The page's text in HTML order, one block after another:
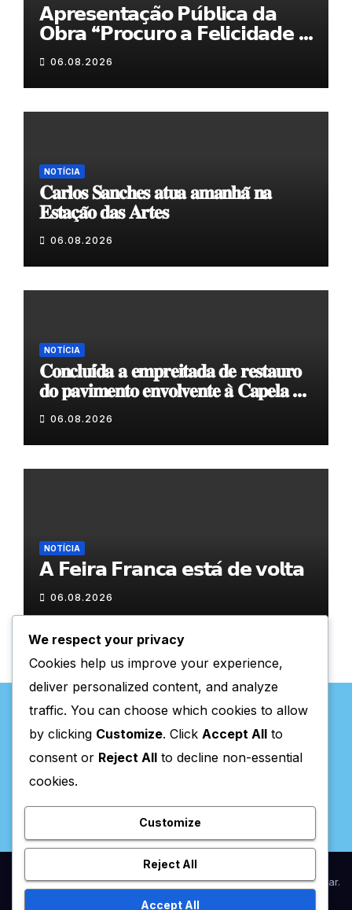
𝗔𝗽𝗿𝗲𝘀𝗲𝗻𝘁𝗮𝗰̧𝗮̃𝗼 𝗣𝘂́𝗯𝗹𝗶𝗰𝗮 𝗱𝗮
𝗢𝗯𝗿𝗮 “𝗣𝗿𝗼𝗰𝘂𝗿𝗼 𝗮 𝗙𝗲𝗹𝗶𝗰𝗶𝗱𝗮𝗱𝗲 𝗲
𝗲𝗹𝗮 𝗺𝗼𝗿𝗮 𝗰𝗼𝗺𝗶𝗴𝗼”
06.08.2026
NOTÍCIA
𝐂𝐚𝐫𝐥𝐨𝐬 𝐒𝐚𝐧𝐜𝐡𝐞𝐬 𝐚𝐭𝐮𝐚 𝐚𝐦𝐚𝐧𝐡𝐚̃ 𝐧𝐚
𝐄𝐬𝐭𝐚𝐜̧𝐚̃𝐨 𝐝𝐚𝐬 𝐀𝐫𝐭𝐞𝐬
06.08.2026
NOTÍCIA
𝐂𝐨𝐧𝐜𝐥𝐮𝐢́𝐝𝐚 𝐚 𝐞𝐦𝐩𝐫𝐞𝐢𝐭𝐚𝐝𝐚 𝐝𝐞 𝐫𝐞𝐬𝐭𝐚𝐮𝐫𝐨
𝐝𝐨 𝐩𝐚𝐯𝐢𝐦𝐞𝐧𝐭𝐨 𝐞𝐧𝐯𝐨𝐥𝐯𝐞𝐧𝐭𝐞 𝐚̀ 𝐂𝐚𝐩𝐞𝐥𝐚 𝐝𝐞
𝐂𝐨𝐯𝐚𝐬
06.08.2026
NOTÍCIA
𝗔 𝗙𝗲𝗶𝗿𝗮 𝗙𝗿𝗮𝗻𝗰𝗮 𝗲𝘀𝘁𝗮́ 𝗱𝗲 𝘃𝗼𝗹𝘁𝗮
06.08.2026
Valpaços Online
Proudly powered by WordPress|Theme:NewsupbyThemeansar.
We respect your privacy
Cookies help us improve your experience,
deliver personalized content, and analyze
traffic. You can choose which cookies to allow
by clicking Customize. Click Accept All to
consent or Reject All to decline non-essential
cookies.
Customize
Reject All
Accept All